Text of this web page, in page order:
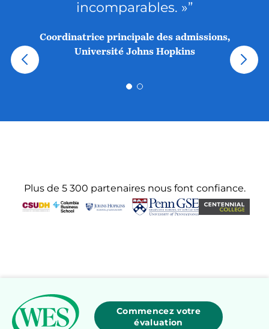
incomparables. »”
Coordinatrice principale des admissions,
Université Johns Hopkins
Plus de 5 300 partenaires nous font confiance.
Commencez votre
évaluation